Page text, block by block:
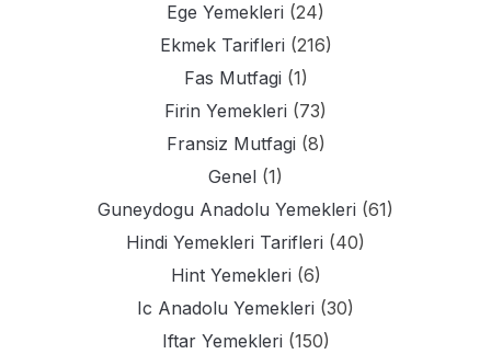
Ege Yemekleri (24)
Ekmek Tarifleri (216)
Fas Mutfagi (1)
Firin Yemekleri (73)
Fransiz Mutfagi (8)
Genel (1)
Guneydogu Anadolu Yemekleri (61)
Hindi Yemekleri Tarifleri (40)
Hint Yemekleri (6)
Ic Anadolu Yemekleri (30)
Iftar Yemekleri (150)